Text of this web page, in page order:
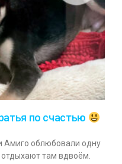
по счастью
Амиго облюбовали одну
отдыхают там вдвоём.